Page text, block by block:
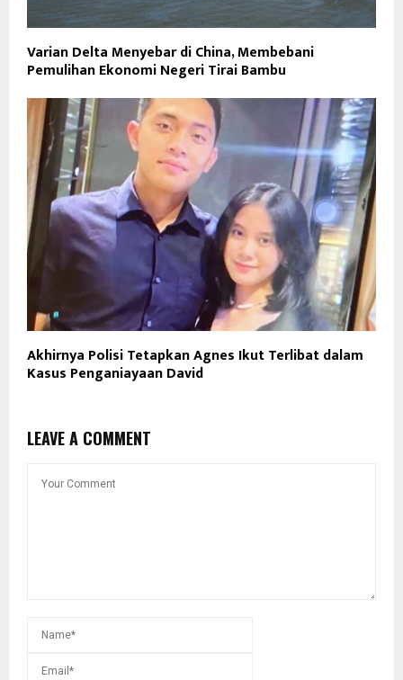
Varian Delta Menyebar di China, Membebani
Pemulihan Ekonomi Negeri Tirai Bambu
Akhirnya Polisi Tetapkan Agnes Ikut Terlibat dalam
Kasus Penganiayaan David
LEAVE A COMMENT